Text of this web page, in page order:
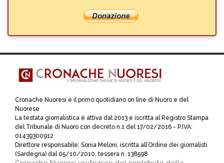
Cronache Nuoresi è il primo quotidiano on line di Nuoro e del
Nuorese
La testata giornalistica è attiva dal 2013 e iscritta al Registro Stampa
del Tribunale di Nuoro con decreto n.1 del 17/02/2016 - P.IVA:
01439300912
Direttore responsabile: Sonia Meloni, iscritta all’Ordine dei giornalisti
(Sardegna) dal 05/10/2010, tessera n. 138598